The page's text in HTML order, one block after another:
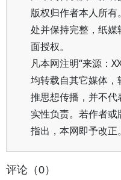
版权归作者本人所
处并保持完整，纸
面授权。
凡本网注明“来源：
均转载自其它媒体
推思想传播，并不
实性负责。若作者
指出，本网即予改正。
评论（0）